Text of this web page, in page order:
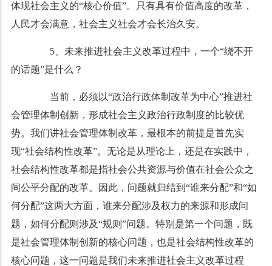
体现社会主义的“核心价值”。只有具有价值高度的改革，
人民才会满意，社会主义社会才会长治久安。
5、未来推进社会主义改革过程中，一个“绕不开
的话题”是什么？
当前，必须以“政治行政体制改革为中心”推进社
会管理体制创新，形成社会主义政治行政制度的比较优
势。我们讲社会管理体制改革，最根本的前提是首先实
现“社会结构性改革”。无论是从理论上，还是在实践中，
社会结构性改革都是指社会公共资源与价值在社会公众之
间公平分配的改革。因此，问题就归结到“谁来分配”和“如
何分配”这两大方面，谁来分配涉及权力的来源和形成问
题，如何分配则涉及“规则”问题。特别是第一个问题，既
是社会管理体制创新的核心问题，也是社会结构性改革的
核心问题，这一问题是我们未来推进社会主义改革过程